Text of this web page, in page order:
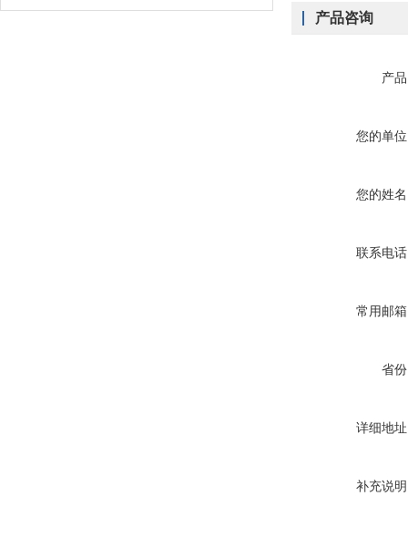
产品咨询
产
您的单
您的姓
联系电
常用邮
省
详细地
补充说